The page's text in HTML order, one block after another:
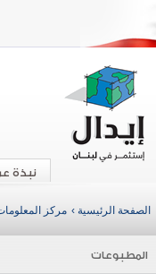
نبذة
الصفحة الرئيسية › مركز
المطبوعات